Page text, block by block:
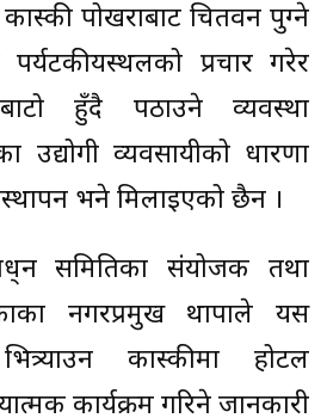
पोखराबाट चितवन पुग्ने
प्रचार गरेर
हुँदै पठाउने व्यवस्था
उद्योगी व्यवसायीको धारणा
भने मिलाइएको छैन ।
समितिका संयोजक तथा
नगरप्रमुख थापाले यस
कास्कीमा होटल
कार्यक्रम गरिने जानकारी